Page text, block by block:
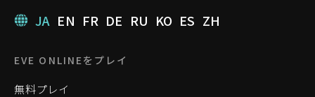
JA EN FR DE RU KO ES ZH
EVE ONLINEをプレイ
無料プレイ